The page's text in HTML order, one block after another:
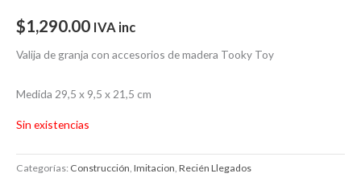
$1,290.00 IVA inc
Valija de granja con accesorios de madera Tooky Toy
Medida 29,5 x 9,5 x 21,5 cm
Sin existencias
Categorías: Construcción, Imitacion, Recién Llegados